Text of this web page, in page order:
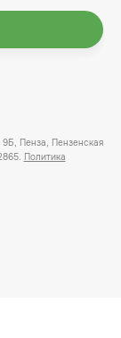
Пенза, Пензенская
Политика